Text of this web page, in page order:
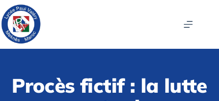
Procès fictif : la lutte